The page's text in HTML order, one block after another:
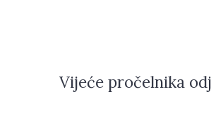
Vijeće pročelnika